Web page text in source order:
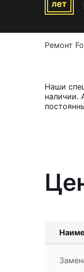
Ремонт
Наши
наличии.